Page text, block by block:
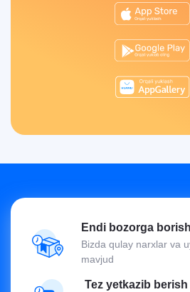
Endi bozorga
Bizda qulay narxlar va
mavjud
Tez yetkazib berish